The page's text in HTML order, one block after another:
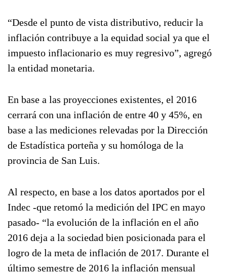
“Desde el punto de vista distributivo, reducir la
inflación contribuye a la equidad social ya que el
impuesto inflacionario es muy regresivo”, agregó
la entidad monetaria.
En base a las proyecciones existentes, el 2016
cerrará con una inflación de entre 40 y 45%, en
base a las mediciones relevadas por la Dirección
de Estadística porteña y su homóloga de la
provincia de San Luis.
Al respecto, en base a los datos aportados por el
Indec -que retomó la medición del IPC en mayo
pasado- “la evolución de la inflación en el año
2016 deja a la sociedad bien posicionada para el
logro de la meta de inflación de 2017. Durante el
último semestre de 2016 la inflación mensual